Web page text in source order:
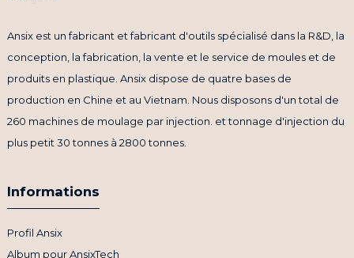
Ansix est un fabricant et fabricant d'outils spécialisé dans la R&D, la
conception, la fabrication, la vente et le service de moules et de
produits en plastique. Ansix dispose de quatre bases de
production en Chine et au Vietnam. Nous disposons d'un total de
260 machines de moulage par injection. et tonnage d'injection du
plus petit 30 tonnes à 2800 tonnes.
Informations
Profil Ansix
Album pour AnsixTech